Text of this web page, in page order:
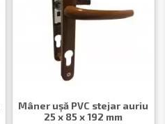
Mâner ușă PVC stejar auriu
25 x 85 x 192 mm